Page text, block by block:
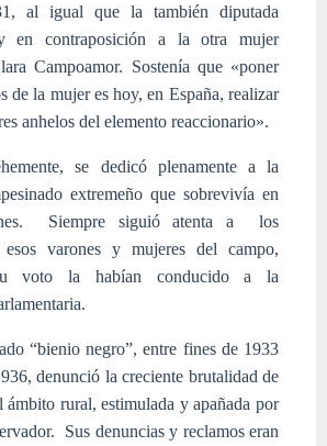
al igual que la también diputada
en contraposición a la otra mujer
Campoamor. Sostenía que «poner
de la mujer es hoy, en España, realizar
anhelos del elemento reaccionario».​
se dedicó plenamente a la
extremeño que sobrevivía en
Siempre siguió atenta a los
esos varones y mujeres del campo,
voto la habían conducido a la
“bienio negro”, entre fines de 1933
denunció la creciente brutalidad de
ámbito rural, estimulada y apañada por
Sus denuncias y reclamos eran